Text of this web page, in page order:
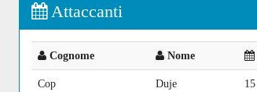
Attaccanti
Cognome Nome
Cop Duje 15